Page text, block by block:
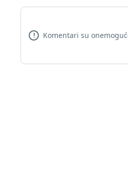
! Komentari su